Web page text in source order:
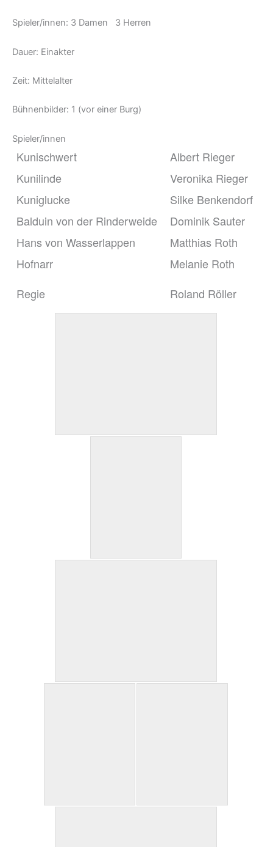
Spieler/innen: 3 Damen 3 Herren
Dauer: Einakter
Zeit: Mittelalter
Bühnenbilder: 1 (vor einer Burg)
Spieler/innen
Kunischwert
Albert Rieger
Kunilinde
Veronika Rieger
Kuniglucke
Silke Benkendorf
Balduin von der Rinderweide
Dominik Sauter
Hans von Wasserlappen
Matthias Roth
Hofnarr
Melanie Roth
Regie
Roland Röller